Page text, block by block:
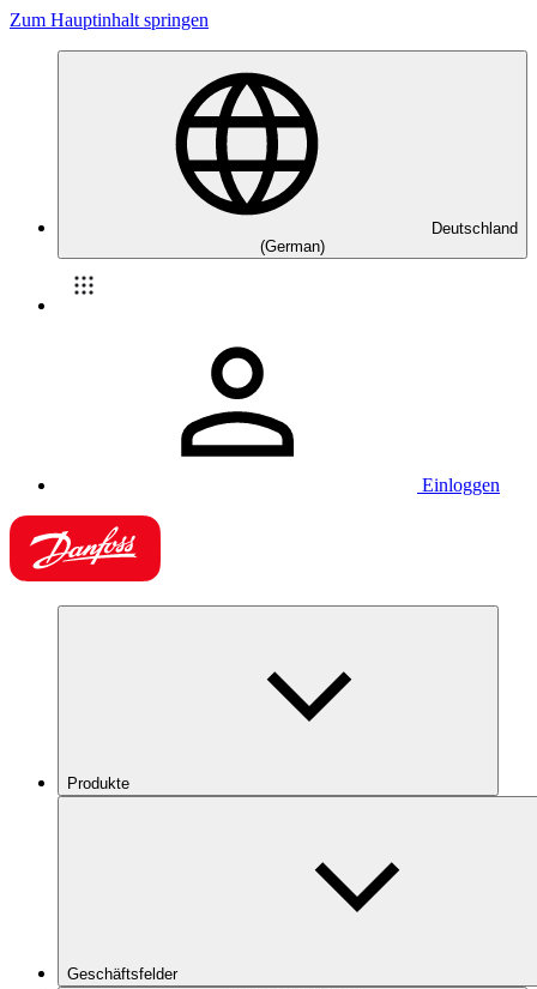
Zum Hauptinhalt springen
Deutschland
(German)
Einloggen
Produkte
Geschäftsfelder